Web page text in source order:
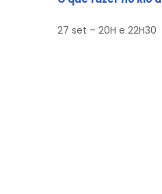
27 set – 20H e 22H30